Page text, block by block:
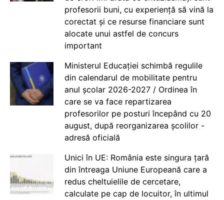
profesorii buni, cu experiență să vină la
corectat și ce resurse financiare sunt
alocate unui astfel de concurs
important
Ministerul Educației schimbă regulile
din calendarul de mobilitate pentru
anul școlar 2026-2027 / Ordinea în
care se va face repartizarea
profesorilor pe posturi începând cu 20
august, după reorganizarea școlilor -
adresă oficială
Unici în UE: România este singura țară
din întreaga Uniune Europeană care a
redus cheltuielile de cercetare,
calculate pe cap de locuitor, în ultimul